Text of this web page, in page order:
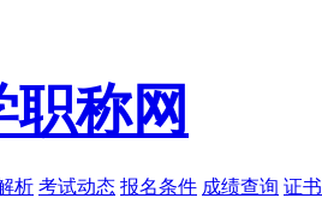
称网
析 考试动态 报名条件 成绩查询 证